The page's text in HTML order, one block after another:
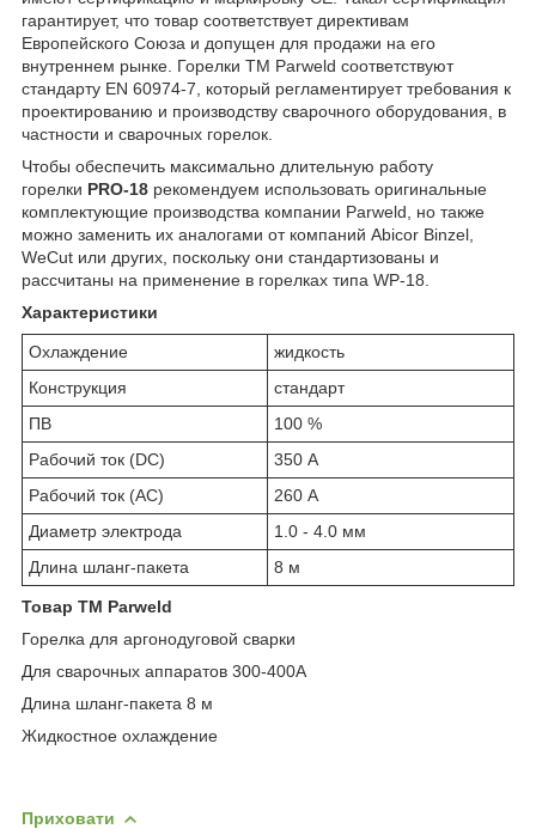
гарантирует, что товар соответствует директивам
Европейского Союза и допущен для продажи на его
внутреннем рынке. Горелки TM Parweld соответствуют
стандарту EN 60974-7, который регламентирует требования к
проектированию и производству сварочного оборудования, в
частности и сварочных горелок.
Чтобы обеспечить максимально длительную работу
горелки PRO-18 рекомендуем использовать оригинальные
комплектующие производства компании Parweld, но также
можно заменить их аналогами от компаний Abicor Binzel,
WeCut или других, поскольку они стандартизованы и
рассчитаны на применение в горелках типа WP-18.
Характеристики
Охлаждение
жидкость
Конструкция
стандарт
ПВ
100 %
Рабочий ток (DC)
350 А
Рабочий ток (AC)
260 А
Диаметр электрода
1.0 - 4.0 мм
Длина шланг-пакета
8 м
Товар TM Parweld
Горелка для аргонодуговой сварки
Для сварочных аппаратов 300-400А
Длина шланг-пакета 8 м
Жидкостное охлаждение
Приховати